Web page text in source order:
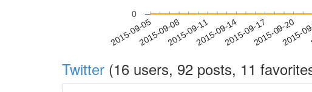
2015-09-052015-09-082015-09-112015-09-142015-09-172015-09-20
2015-
0
Twitter (16 users, 92 posts, 11